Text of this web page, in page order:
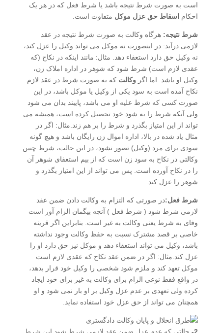
است به صورت شرط نتیجه باشد یا شرط فعل که در هر یک
احکام اسقاط حق عزل موکل متفاوت است.
شرط نتیجه: هرگاه وکالت به صورت شرط نتیجه در عقد
لازمی درآید: در اینصورت نه موکل می تواند وکیل را عزل کند،
نه وکیل حق دارد استعفاء دهد. مثال: مانند اینکه در نکاح (که
عقدی لازم است) شرط شود که شوهر در اداره املاک زن،
وکیل او باشد. اما اگر وکالت که به صورت شرط در عقد لازم
نکاح آمده است به سود یکی از وکیل یا موکل باشد، در این
صورت کسی که شرط علیه او می باشد، پایبند بدان می شود
ولی آنکه شرط را به شود خود تحصیل کرده است، همیشه می
تواند از این امتیاز بگذرد و شرط را بر هم زند.مثال: اگر در
مثال یاد شده در بالا، اداره اموال زن رایگان باشد و هیچ گونه
سودی برای مرد (وکیل) تصور نشود، در این حالت، شرط چنین
وکالتی در نکاح به سود زن است که از بیم استعفای شوهر آن
را در نکاح آورده است. پس می تواند از این امتیاز بگذرد و
شوهر را عزل کند.
شرط فعل:در صورتی که التزام به وکالت دادن ضمن عقد
لازمی شرط شود ( شرط فعل ) آنچه بیگمان الزام آور است
وفای به شرط یعنی وکالت به غیر است. بنابراین اگر قرینه
خاصی بر قصد مشترک نسبت به حفظ وکالت وجود نداشته
باشد، وکیل می تواند استعفاء دهد و موکل نیز حق دارد او را
عزل کند.مثال: اگر در ضمن عقد نکاح که عقدی لازم است
موکل تعهد کند و ملزم شود شخصی را وکیل خود قرار بدهد،
در واقع فقط نوعی الزام برای وکالت به غیر برای خود ایجاد
کرده ولی تعهدی بر عدم عزل وکیل بر او بار نمی شود و او
همچنان می تواند از حق عزل خود استفاده نماید.